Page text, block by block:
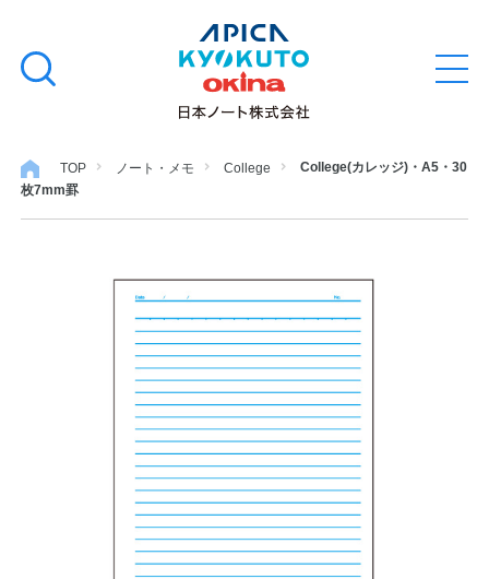
文
キ
ッ
開
検
る
ノート・メモ
ファイル・バインダー
日用・事務用品
特集・コラム
ノートの豆知識
探求・自主学習のすすめ
TOP ノート・メモ College
College(カレッジ)・A5・30
枚7mm罫